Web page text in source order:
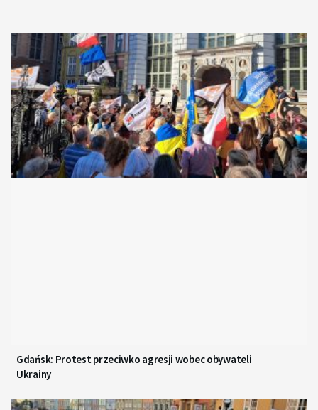
Gdańsk: Protest przeciwko agresji wobec obywateli
Ukrainy